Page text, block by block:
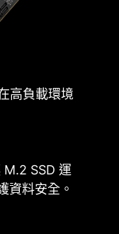
高負載環境
SSD 運
資料安全。